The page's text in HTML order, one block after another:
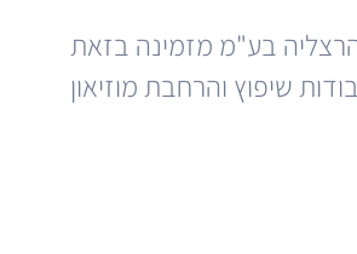
בע"מ מזמינה בזאת
שיפוץ והרחבת מוזיאון